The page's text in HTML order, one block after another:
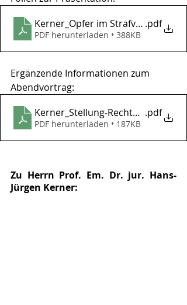
Kerner_Opfer im Strafverfahren D
.pdf
PDF herunterladen • 388KB
Ergänzende Informationen zum
Abendvortrag:
Kerner_Stellung-Rechte-Opfern-
.pdf
PDF herunterladen • 187KB
Zu Herrn Prof. Em. Dr. jur. Hans-
Jürgen Kerner: